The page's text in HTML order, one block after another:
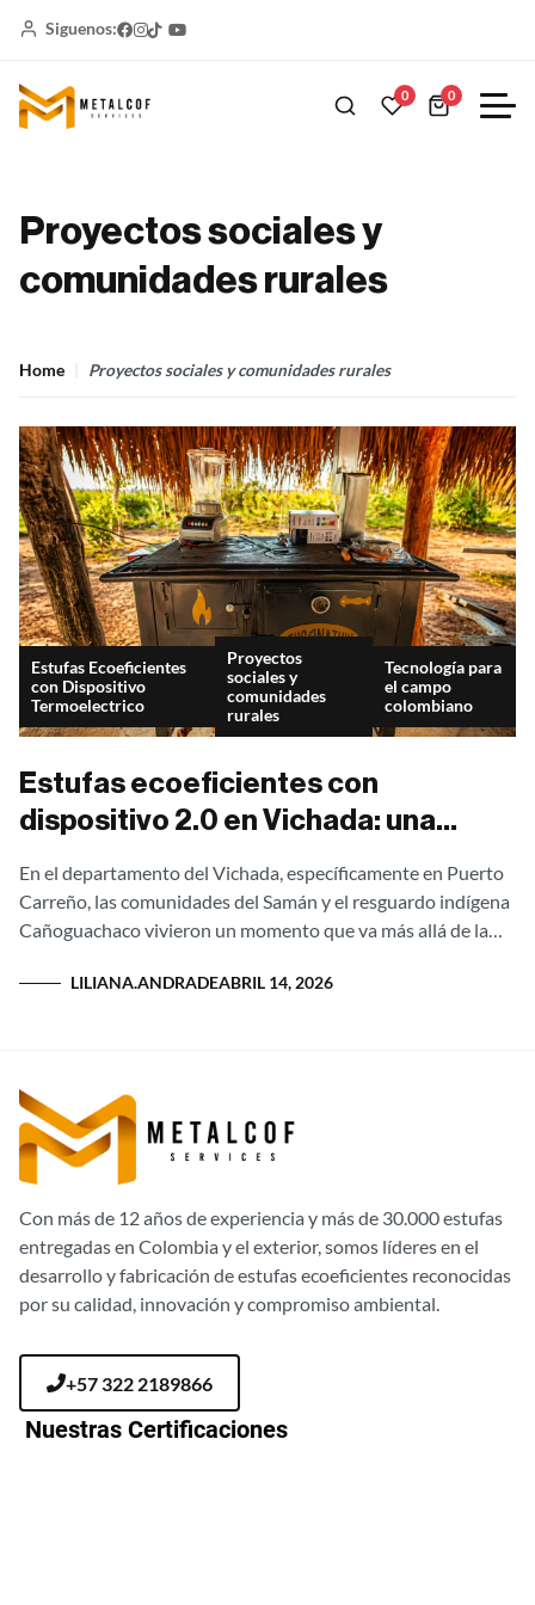
Siguenos:
0 0
Proyectos sociales y
comunidades rurales
Home Proyectos sociales y comunidades rurales
Estufas Ecoeficientes
con Dispositivo
Termoelectrico
Proyectos
sociales y
comunidades
rurales
Tecnología para
el campo
colombiano
Estufas ecoeficientes con
dispositivo 2.0 en Vichada: una
Samán y Cañoguachaco
En el departamento del Vichada, específicamente en Puerto
Carreño, las comunidades del Samán y el resguardo indígena
Cañoguachaco vivieron un momento que va más allá de la
LILIANA.ANDRADEABRIL 14, 2026
Con más de 12 años de experiencia y más de 30.000 estufas
entregadas en Colombia y el exterior, somos líderes en el
desarrollo y fabricación de estufas ecoeficientes reconocidas
por su calidad, innovación y compromiso ambiental.
+57 322 2189866
Nuestras Certificaciones